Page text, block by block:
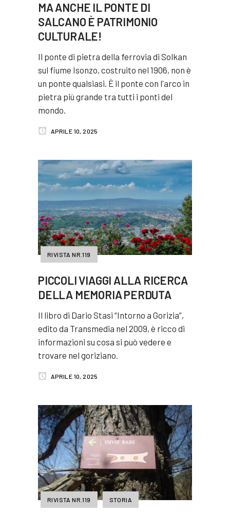
MA ANCHE IL PONTE DI
SALCANO È PATRIMONIO
CULTURALE!
Il ponte di pietra della ferrovia di Solkan
sul fiume Isonzo, costruito nel 1906, non è
un ponte qualsiasi. È il ponte con l'arco in
pietra più grande tra tutti i ponti del
mondo.
APRILE 10, 2025
RIVISTA NR.119
PICCOLI VIAGGI ALLA RICERCA
DELLA MEMORIA PERDUTA
Il libro di Dario Stasi “Intorno a Gorizia”,
edito da Transmedia nel 2009, è ricco di
informazioni su cosa si può vedere e
trovare nel goriziano.
APRILE 10, 2025
RIVISTA NR.119 STORIA